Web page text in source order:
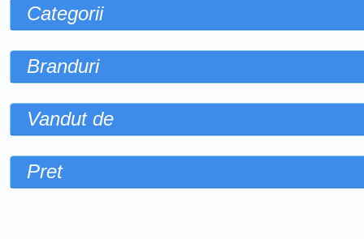
Categorii
Branduri
Vandut de
Pret